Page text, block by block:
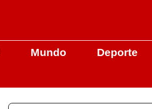
Mundo Deporte